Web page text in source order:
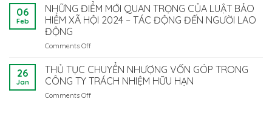
ĐỒNG
LAO
VIỆT
NAM
Nhân
2025:
Doanh
Gì
Để
danh
doanh
nghiệp
pháp
luật
là
06
Feb
NHỮNG ĐIỂM MỚI QUAN TRỌNG CỦA LUẬT BẢO
HIỂM XÃ HỘI 2024 – TÁC ĐỘNG ĐẾN NGƯỜI LAO
ĐỘNG
Comments Off
ĐIỂM
MỚI
QUAN
26
Jan
THỦ TỤC CHUYỂN NHƯỢNG VỐN GÓP TRONG
CÔNG TY TRÁCH NHIỆM HỮU HẠN
Comments Off